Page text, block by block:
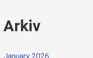
Arkiv